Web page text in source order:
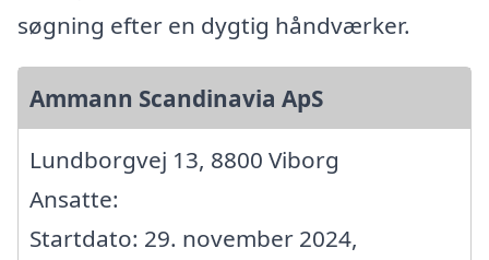
søgning efter en dygtig håndværker.
Ammann Scandinavia ApS
Lundborgvej 13, 8800 Viborg
Ansatte:
Startdato: 29. november 2024,